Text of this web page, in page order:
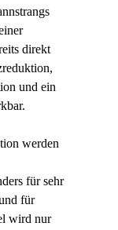
direkt
und ein
werden
für sehr
für
wird nur